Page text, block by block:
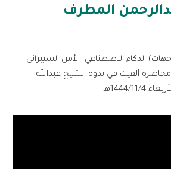
المطرف
الذكاء الاصطناعي- الأمن السيبراني
ألقيت في ندوة الشيخ عبدالله
11/4هـ